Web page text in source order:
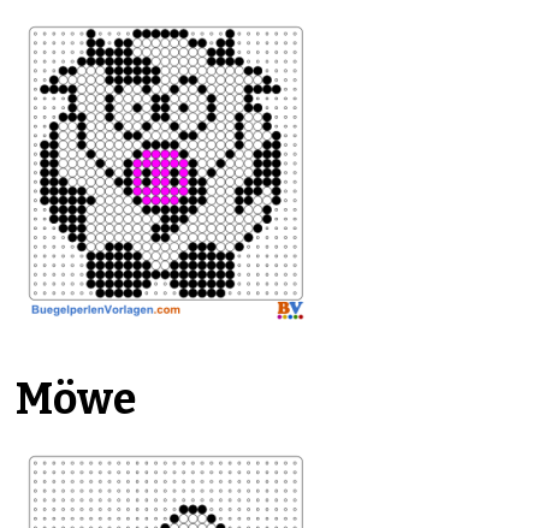
Möwe